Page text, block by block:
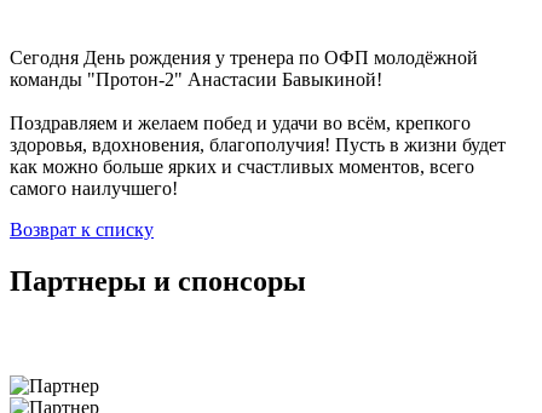
Сегодня День рождения у тренера по ОФП молодёжной
команды "Протон-2" Анастасии Бавыкиной!
Поздравляем и желаем побед и удачи во всём, крепкого
здоровья, вдохновения, благополучия! Пусть в жизни будет
как можно больше ярких и счастливых моментов, всего
самого наилучшего!
Возврат к списку
Партнеры и спонсоры